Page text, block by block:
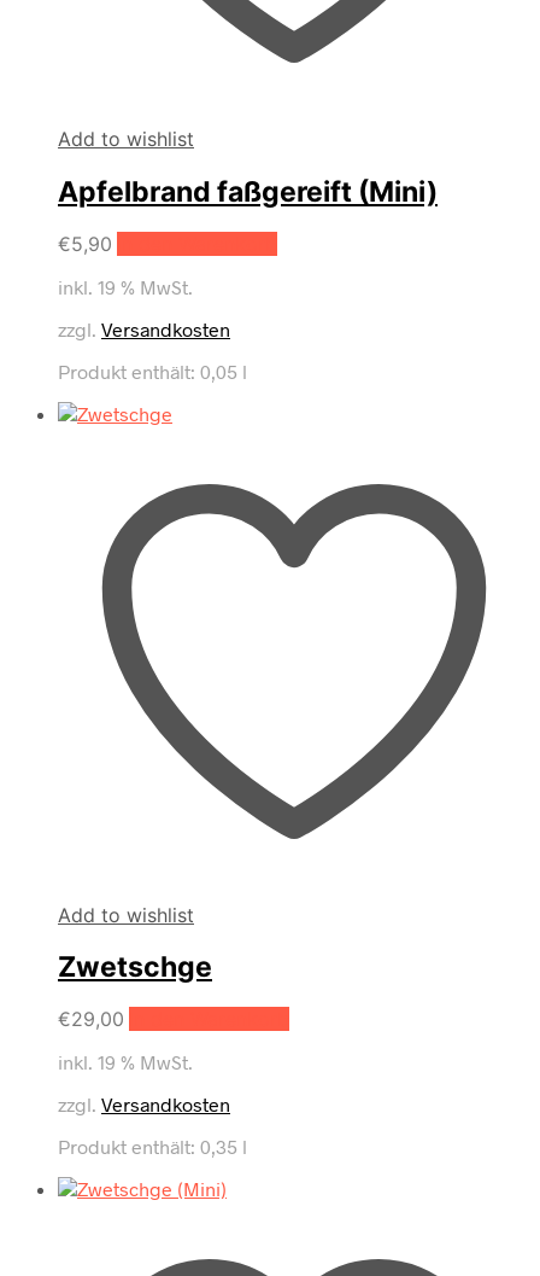
Add to wishlist
Apfelbrand faßgereift (Mini)
€5,90
inkl. 19 % MwSt.
zzgl. Versandkosten
Produkt enthält: 0,05 l
Add to wishlist
Zwetschge
€29,00
inkl. 19 % MwSt.
zzgl. Versandkosten
Produkt enthält: 0,35 l